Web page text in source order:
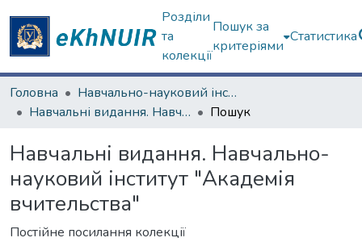
Розділи
та
колекції
Пошук за
критеріями
Статистика
Головна
Навчально-науковий інститут "Академія вчительства"
Навчальні видання. Навчально-науковий інститут "Академія вчительства"
Пошук
Навчальні видання. Навчально-
науковий інститут "Академія
вчительства"
Постійне посилання колекції